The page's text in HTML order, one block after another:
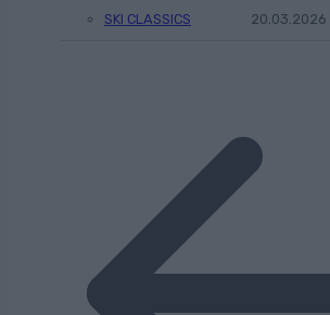
SKI CLASSICS 20.03.2026